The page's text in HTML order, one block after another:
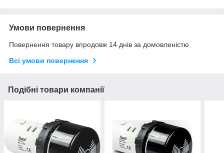
Умови повернення
Повернення товару впродовж 14 днів за домовленістю
Всі умови повернення
Подібні товари компанії